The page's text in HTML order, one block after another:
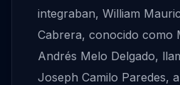
integraban, William
Cabrera, conocido como
Andrés Melo Delgado,
Joseph Camilo Paredes,